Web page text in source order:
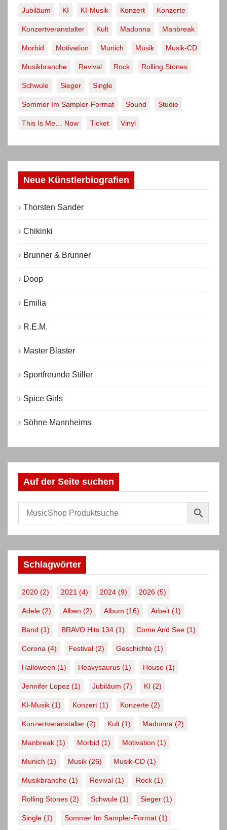
aJubiläum KI KI-Musik Konzert Konzerte
Konzertveranstalter Kult Madonna Manbreak
Morbid Motivation Munich Musik Musik-CD
Musikbranche Revival Rock Rolling Stones
Schwule Sieger Single
Sommer Im Sampler-Format Sound Studie
This Is Me… Now Ticket Vinyl
Neue Künstlerbiografien
Thorsten Sander
Chikinki
Brunner & Brunner
Doop
Emilia
R.E.M.
Master Blaster
Sportfreunde Stiller
Spice Girls
Söhne Mannheims
Auf der Seite suchen
Schlagwörter
2020 (2) 2021 (4) 2024 (9) 2026 (5)
Adele (2) Alben (2) Album (16) Arbeit (1)
Band (1) BRAVO Hits 134 (1) Come And See (1)
Corona (4) Festival (2) Geschichte (1)
Halloween (1) Heavysaurus (1) House (1)
Jennifer Lopez (1) Jubiläum (7) KI (2)
KI-Musik (1) Konzert (1) Konzerte (2)
Konzertveranstalter (2) Kult (1) Madonna (2)
Manbreak (1) Morbid (1) Motivation (1)
Munich (1) Musik (26) Musik-CD (1)
Musikbranche (1) Revival (1) Rock (1)
Rolling Stones (2) Schwule (1) Sieger (1)
Single (1) Sommer Im Sampler-Format (1)